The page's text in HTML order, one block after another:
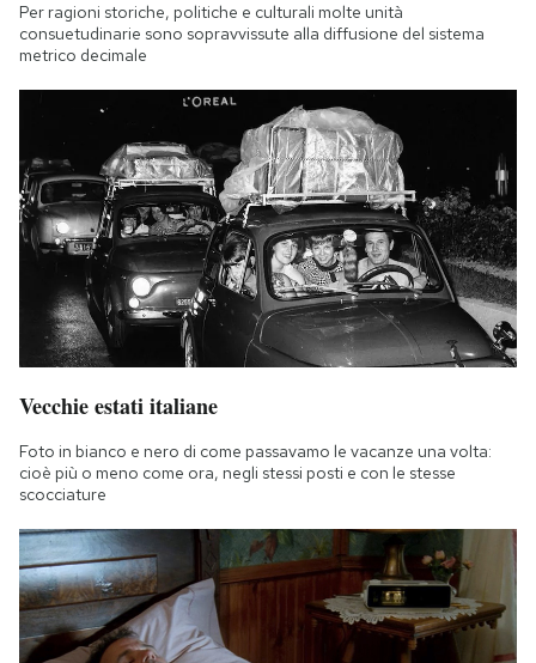
Per ragioni storiche, politiche e culturali molte unità
consuetudinarie sono sopravvissute alla diffusione del sistema
metrico decimale
Vecchie estati italiane
Foto in bianco e nero di come passavamo le vacanze una volta:
cioè più o meno come ora, negli stessi posti e con le stesse
scocciature